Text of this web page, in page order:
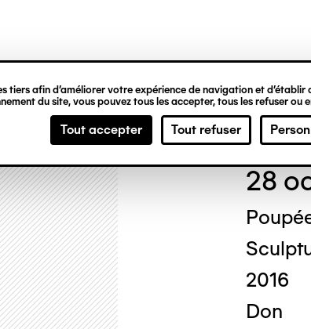
tiers afin d’améliorer votre expérience de navigation et d’établir
du site, vous pouvez tous les accepter, tous les refuser ou
Tout accepter Tout refuser
28
2016
Don